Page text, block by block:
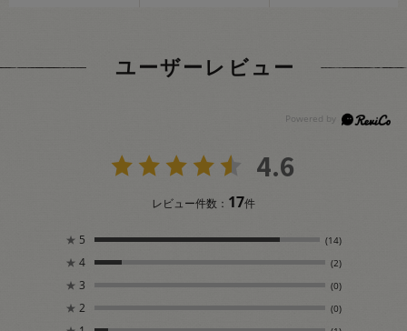
ユーザーレビュー
4.6
レビュー件数： 17件
★ 5 (14)
★ 4 (2)
★ 3 (0)
★ 2 (0)